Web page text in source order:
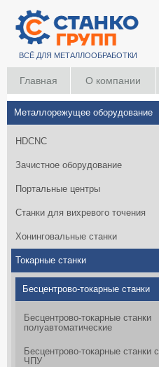
ВСЁ ДЛЯ МЕТАЛЛООБРАБОТКИ
Главная О компании
Металлорежущее оборудование
HDCNC
Зачистное оборудование
Портальные центры
Станки для вихревого точения
Хонинговальные станки
Токарные станки
Бесцентрово-токарные станки
Бесцентрово-токарные станки
полуавтоматические
Бесцентрово-токарные станки с
ЧПУ